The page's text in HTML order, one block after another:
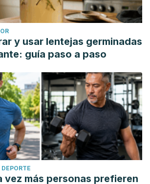
y usar lentejas germinadas
guía paso a paso
vez más personas prefieren